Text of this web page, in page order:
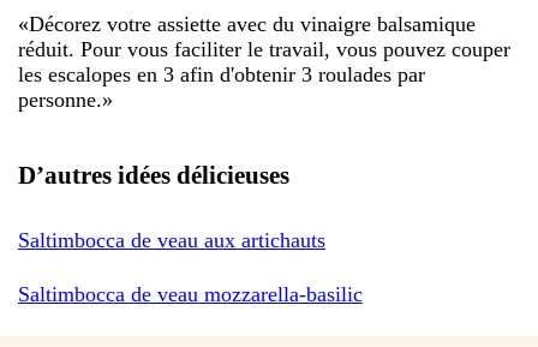
«Décorez votre assiette avec du vinaigre balsamique
réduit. Pour vous faciliter le travail, vous pouvez couper
les escalopes en 3 afin d'obtenir 3 roulades par
personne.»
D’autres idées délicieuses
Saltimbocca de veau aux artichauts
Saltimbocca de veau mozzarella-basilic